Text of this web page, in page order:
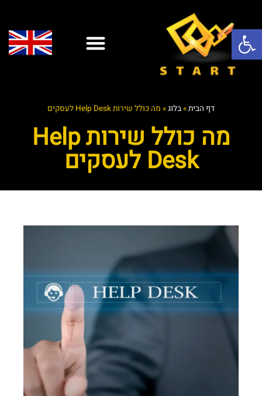
דף הבית»בלוג» מה כולל שירות Help Desk לעסקים
מה כולל שירות Help
Desk לעסקים
פתח סרגל נגישות